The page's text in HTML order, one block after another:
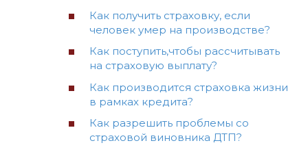
Как получить страховку, если
человек умер на производстве?
Как поступить,чтобы рассчитывать
на страховую выплату?
Как производится страховка жизни
в рамках кредита?
Как разрешить проблемы со
страховой виновника ДТП?